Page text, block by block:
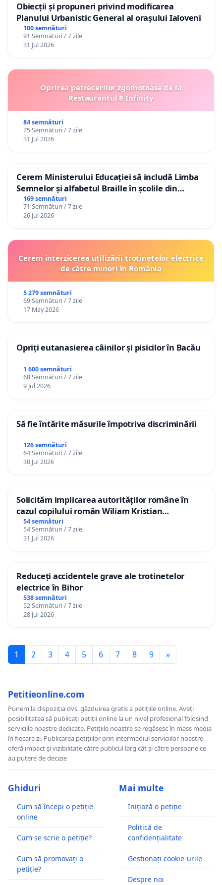
Obiecții și propuneri privind modificarea
Planului Urbanistic General al orașului Ialoveni
100 semnături
91 Semnături / 7 zile
31 Jul 2026
Oprirea petrecerilor zgomotoase de la
Restaurantul 8 Infinity
84 semnături
75 Semnături / 7 zile
31 Jul 2026
Cerem Ministerului Educației să includă Limba
Semnelor și alfabetul Braille în școlile din
Republica Moldova!
169 semnături
71 Semnături / 7 zile
26 Jul 2026
Cerem interzicerea utilizării trotinetelor electrice
de către minori în România
5 279 semnături
69 Semnături / 7 zile
17 May 2026
Opriți eutanasierea câinilor și pisicilor în Bacău
1 600 semnături
68 Semnături / 7 zile
9 Jul 2026
Să fie întărite măsurile împotriva discriminării
126 semnături
64 Semnături / 7 zile
30 Jul 2026
Solicităm implicarea autorităților române în
cazul copilului român Wiliam Kristian
Gheorghe, aflat în plasament în Danemarca de
12 ani
54 semnături
54 Semnături / 7 zile
31 Jul 2026
Reduceți accidentele grave ale trotinetelor
electrice în Bihor
538 semnături
52 Semnături / 7 zile
28 Jul 2026
1 2 3 4 5 6 7 8 9 »
Petitieonline.com
Punem la dispoziția dvs. găzduirea gratis a petițiile online. Aveți
posibilitatea să publicați petiții online la un nivel profesional folosind
serviciile noastre dedicate. Petițiile noastre se regăsesc în mass media
în fiecare zi. Publicarea petițiilor prin intermediul serviciilor noastre
oferă impact și vizibilitate către publicul larg cât și către persoane ce
au putere de decizie
Ghiduri
Cum să începi o petiție
online
Cum se scrie o petiție?
Cum să promovați o
petiție?
Mai multe
Inițiază o petiție
Politică de
confidențialitate
Gestionați cookie-urile
Despre noi